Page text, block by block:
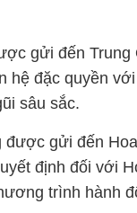
gửi đến
hệ đặc quyền
sâu sắc.
được gửi đến
định đối với
trình hành